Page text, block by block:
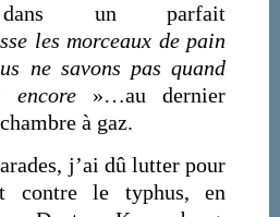
dans un parfait
les morceaux de pain
ne savons pas quand
encore »…au dernier
à gaz.
j’ai dû lutter pour
contre le typhus, en